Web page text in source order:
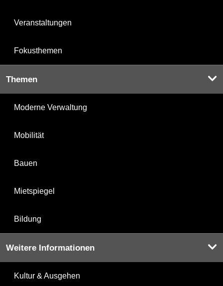
Veranstaltungen
Fokusthemen
Themen
Moderne Verwaltung
Mobilität
Bauen
Mietspiegel
Bildung
Weitere Informationen
Kultur & Ausgehen